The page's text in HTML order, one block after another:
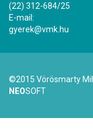
(22) 312-684/25
E-mail:
gyerek@vmk.hu
©2015 Vörösmarty
NEOSOFT